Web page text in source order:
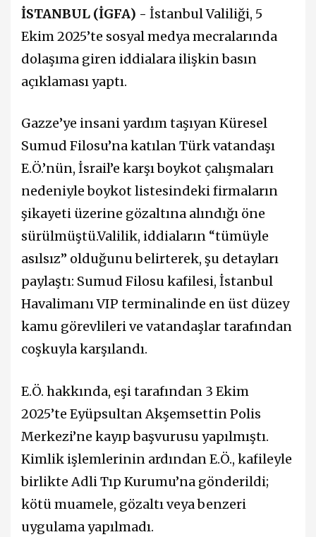
İSTANBUL (İGFA) - İstanbul Valiliği, 5
Ekim 2025’te sosyal medya mecralarında
dolaşıma giren iddialara ilişkin basın
açıklaması yaptı.
Gazze’ye insani yardım taşıyan Küresel
Sumud Filosu’na katılan Türk vatandaşı
E.Ö.’nün, İsrail’e karşı boykot çalışmaları
nedeniyle boykot listesindeki firmaların
şikayeti üzerine gözaltına alındığı öne
sürülmüştü.Valilik, iddiaların “tümüyle
asılsız” olduğunu belirterek, şu detayları
paylaştı: Sumud Filosu kafilesi, İstanbul
Havalimanı VIP terminalinde en üst düzey
kamu görevlileri ve vatandaşlar tarafından
coşkuyla karşılandı.
E.Ö. hakkında, eşi tarafından 3 Ekim
2025’te Eyüpsultan Akşemsettin Polis
Merkezi’ne kayıp başvurusu yapılmıştı.
Kimlik işlemlerinin ardından E.Ö., kafileyle
birlikte Adli Tıp Kurumu’na gönderildi;
kötü muamele, gözaltı veya benzeri
uygulama yapılmadı.